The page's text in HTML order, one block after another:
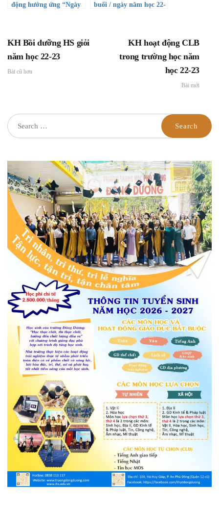
động hưởng ứng “Ngày
buổi / ngày năm học 22-
KH Bồi dưỡng HS giỏi
năm học 22-23
Bài cũ hơn
KH hoạt động CLB
trong trường học năm
học 22-23
Bài mới